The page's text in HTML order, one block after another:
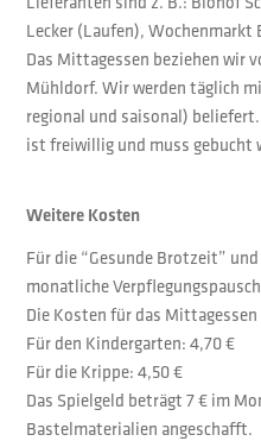
Lecker (Laufen), Wochenmarkt
Das Mittagessen beziehen wir
Mühldorf. Wir werden täglich
regional und saisonal)
ist freiwillig und muss gebucht
Weitere Kosten
Für die “Gesunde Brotzeit”
monatliche
Die Kosten für das
Für den Kindergarten: 4,70 €
Für die Krippe: 4,50 €
Das Spielgeld beträgt 7 € im
Bastelmaterialien angeschafft.